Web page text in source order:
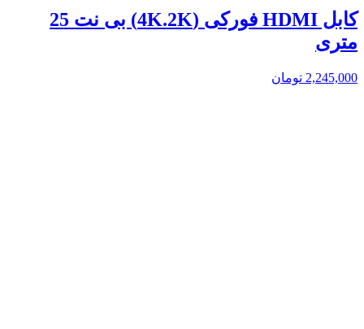
کابل HDMI فورکی (4K.2K) بی نت 25
متری
2,245,000 تومان